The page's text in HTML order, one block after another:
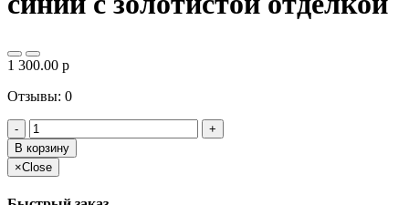
1 300.00 p
Отзывы: 0
-
+
В корзину
×Close